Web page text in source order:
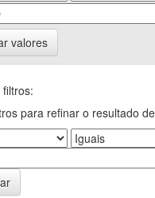
valores
para refinar o resultado